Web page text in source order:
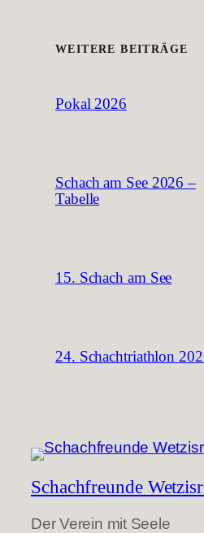
WEITERE BEITRÄGE
Pokal 2026
Schach am See 2026 –
Tabelle
15. Schach am See
24. Schachtriathlon
Schachfreunde
Der Verein mit Seele